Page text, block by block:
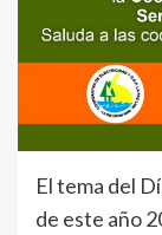
El tema del
de este año